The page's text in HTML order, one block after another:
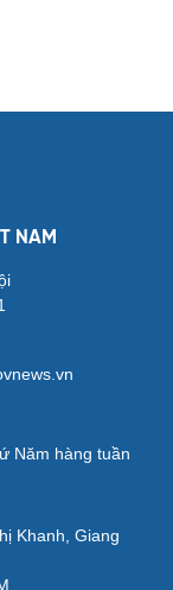
NAM
Năm hàng tuần
Khanh, Giang